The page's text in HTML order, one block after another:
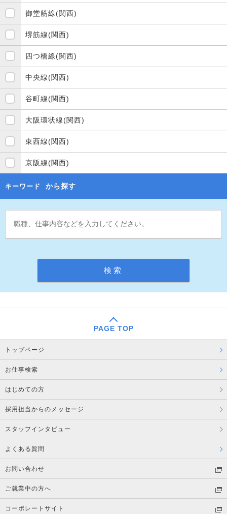
御堂筋線(関西)
堺筋線(関西)
四つ橋線(関西)
中央線(関西)
谷町線(関西)
大阪環状線(関西)
東西線(関西)
京阪線(関西)
キーワード から探す
PAGE TOP
トップページ
お仕事検索
はじめての方
採用担当からのメッセージ
スタッフインタビュー
よくある質問
お問い合わせ
ご就業中の方へ
コーポレートサイト